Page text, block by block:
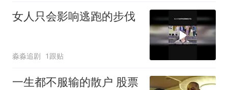
女人只会影响逃跑的步伐
淼淼追剧 1跟贴
一生都不服输的散户 股票